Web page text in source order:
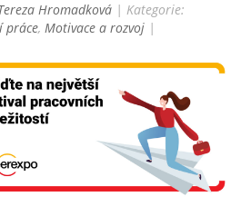
Hromadková | Kategorie:
práce,Motivace a rozvoj |